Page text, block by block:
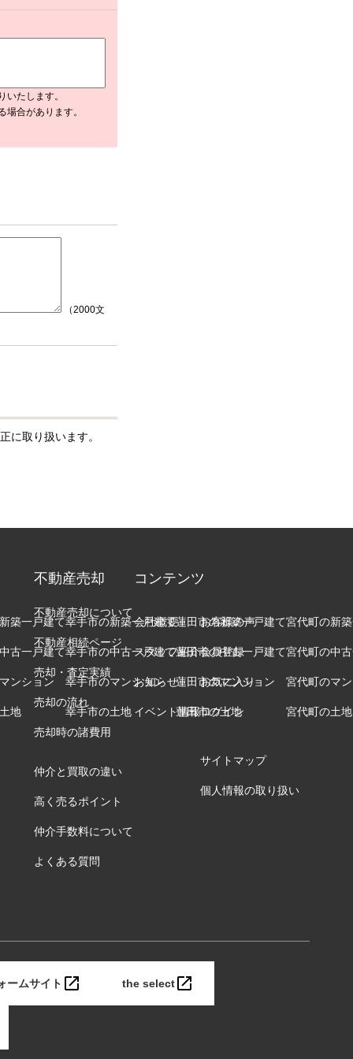
料について
たします。
合があります。
（2000文
に取り扱います。
築一戸建て
古一戸建て
ンション
地
幸手市の新築一戸建て
幸手市の中古一戸建て
幸手市のマンション
幸手市の土地
蓮田市の新築一戸建て
蓮田市の中古一戸建て
蓮田市のマンション
蓮田市の土地
宮代町の新
宮代町の中
宮代町のマ
宮代町の土地
不動産売却
不動産売却について
不動産相続ページ
売却・査定実績
売却の流れ
売却時の諸費用
仲介と買取の違い
高く売るポイント
仲介手数料について
よくある質問
コンテンツ
会社概要
スタッフ紹介
お知らせ
イベント情報
お客様の声
会員登録
お気に入り
ログイン
サイトマップ
個人情報の取り扱い
ームサイト the select